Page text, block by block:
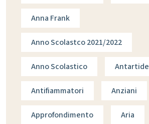
Anna Frank
Anno Scolastco 2021/2022
Anno Scolastico Antartide
Antifiammatori Anziani
Approfondimento Aria